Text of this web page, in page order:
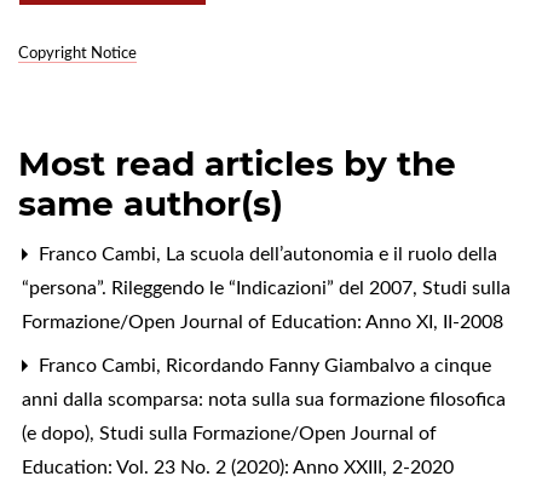
Copyright Notice
Most read articles by the
same author(s)
Franco Cambi, La scuola dell’autonomia e il ruolo della
“persona”. Rileggendo le “Indicazioni” del 2007, Studi sulla
Formazione/Open Journal of Education: Anno XI, II-2008
Franco Cambi, Ricordando Fanny Giambalvo a cinque
anni dalla scomparsa: nota sulla sua formazione filosofica
(e dopo), Studi sulla Formazione/Open Journal of
Education: Vol. 23 No. 2 (2020): Anno XXIII, 2-2020